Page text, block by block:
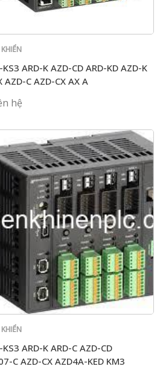
ARD-K AZD-CD ARD-KD AZD-K
AZD-C AZD-CX AX A
hệ
ARD-K ARD-C AZD-CD
C AZD-CX AZD4A-KED KM3